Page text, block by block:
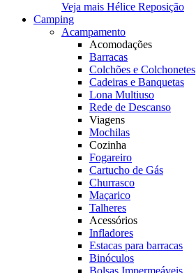
Veja mais Hélice Reposição
Camping
Acampamento
Acomodações
Barracas
Colchões e Colchonetes
Cadeiras e Banquetas
Lona Multiuso
Rede de Descanso
Viagens
Mochilas
Cozinha
Fogareiro
Cartucho de Gás
Churrasco
Maçarico
Talheres
Acessórios
Infladores
Estacas para barracas
Binóculos
Bolsas Impermeáveis